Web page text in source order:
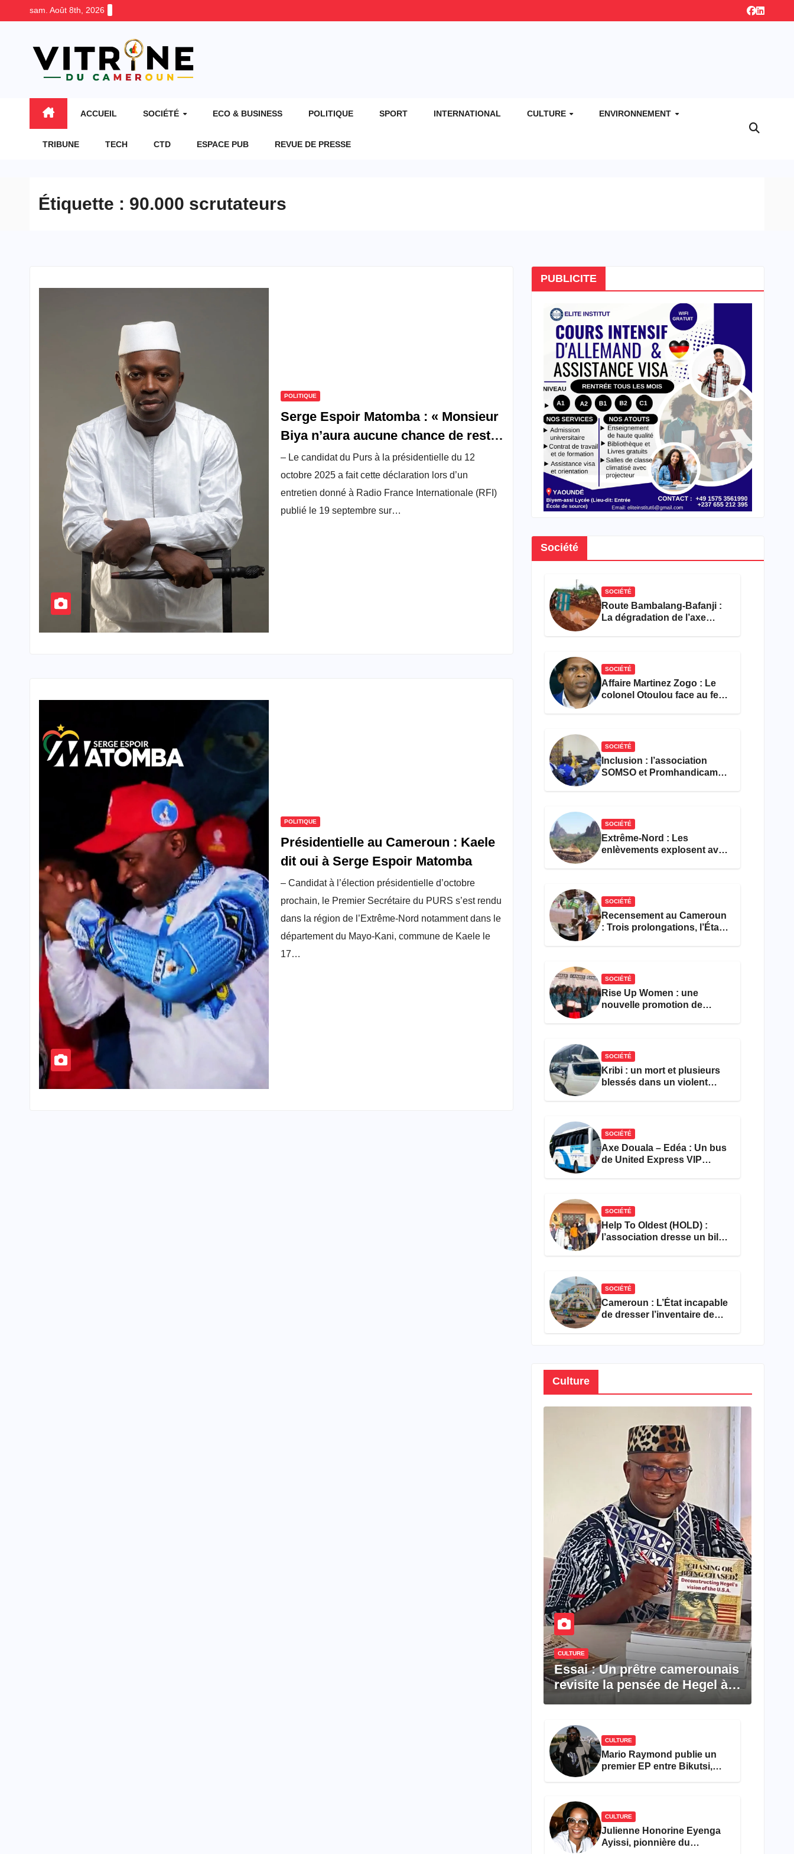
sam. Août 8th, 2026
ACCUEIL SOCIÉTÉ ECO & BUSINESS POLITIQUE SPORT INTERNATIONAL CULTURE ENVIRONNEMENT
TRIBUNE TECH CTD ESPACE PUB REVUE DE PRESSE
Étiquette : 90.000 scrutateurs
POLITIQUE
Serge Espoir Matomba : « Monsieur
Biya n’aura aucune chance de rester
au pouvoir…»
– Le candidat du Purs à la présidentielle du 12
octobre 2025 a fait cette déclaration lors d’un
entretien donné à Radio France Internationale (RFI)
publié le 19 septembre sur…
POLITIQUE
Présidentielle au Cameroun : Kaele
dit oui à Serge Espoir Matomba
– Candidat à l’élection présidentielle d’octobre
prochain, le Premier Secrétaire du PURS s’est rendu
dans la région de l’Extrême-Nord notamment dans le
département du Mayo-Kani, commune de Kaele le
17…
PUBLICITE
Société
SOCIÉTÉ
Route Bambalang-Bafanji :
La dégradation de l’axe
SOCIÉTÉ
Affaire Martinez Zogo : Le
colonel Otoulou face au feu
SOCIÉTÉ
Inclusion : l’association
SOMSO et Promhandicam
SOCIÉTÉ
Extrême-Nord : Les
enlèvements explosent avec
SOCIÉTÉ
Recensement au Cameroun
: Trois prolongations, l’État
SOCIÉTÉ
Rise Up Women : une
nouvelle promotion de
SOCIÉTÉ
Kribi : un mort et plusieurs
blessés dans un violent
SOCIÉTÉ
Axe Douala – Edéa : Un bus
de United Express VIP
SOCIÉTÉ
Help To Oldest (HOLD) :
l’association dresse un bilan
SOCIÉTÉ
Cameroun : L’État incapable
de dresser l’inventaire de
Culture
CULTURE
Essai : Un prêtre camerounais
revisite la pensée de Hegel à
CULTURE
Mario Raymond publie un
premier EP entre Bikutsi,
CULTURE
Julienne Honorine Eyenga
Ayissi, pionnière du